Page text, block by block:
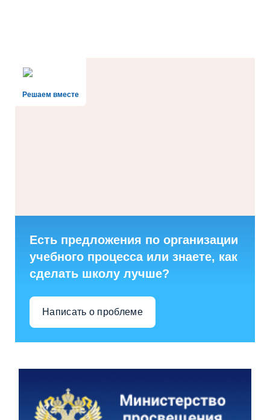
Решаем вместе
Есть предложения по организации
учебного процесса или знаете, как
сделать школу лучше?
Написать о проблеме